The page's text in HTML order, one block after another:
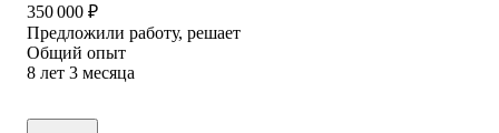
350 000 ₽
Предложили работу, решает
Общий опыт
8 лет 3 месяца